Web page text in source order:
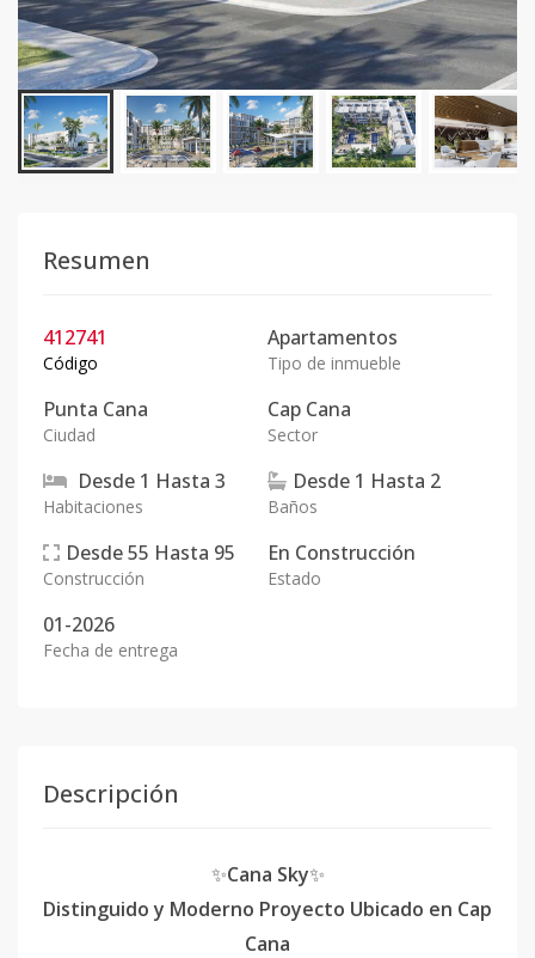
Resumen
412741
Código
Apartamentos
Tipo de inmueble
Punta Cana
Ciudad
Cap Cana
Sector
Desde 1 Hasta 3
Habitaciones
Desde 1 Hasta 2
Baños
Desde55 Hasta 95
Construcción
En Construcción
Estado
01-2026
Fecha de entrega
Descripción
✨Cana Sky✨
Distinguido y Moderno Proyecto Ubicado en Cap
Cana